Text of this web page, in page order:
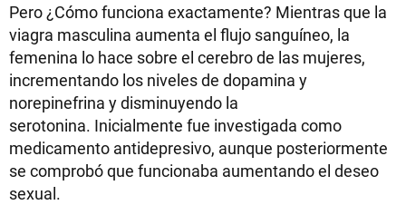
Pero ¿Cómo funciona exactamente? Mientras que la
viagra masculina aumenta el flujo sanguíneo, la
femenina lo hace sobre el cerebro de las mujeres,
incrementando los niveles de dopamina y
norepinefrina y disminuyendo la
serotonina. Inicialmente fue investigada como
medicamento antidepresivo, aunque posteriormente
se comprobó que funcionaba aumentando el deseo
sexual.